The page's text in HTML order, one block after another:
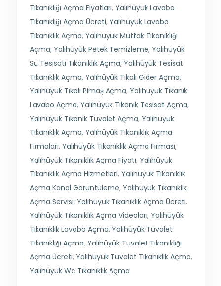
Tıkanıklığı Açma Fiyatları, Yalıhüyük Lavabo
Tıkanıklığı Açma Ücreti, Yalıhüyük Lavabo
Tıkanıklık Açma, Yalıhüyük Mutfak Tıkanıklığı
Açma, Yalıhüyük Petek Temizleme, Yalıhüyük
Su Tesisatı Tıkanıklık Açma, Yalıhüyük Tesisat
Tıkanıklık Açma, Yalıhüyük Tıkalı Gider Açma,
Yalıhüyük Tıkalı Pimaş Açma, Yalıhüyük Tıkanık
Lavabo Açma, Yalıhüyük Tıkanık Tesisat Açma,
Yalıhüyük Tıkanık Tuvalet Açma, Yalıhüyük
Tıkanıklık Açma, Yalıhüyük Tıkanıklık Açma
Firmaları, Yalıhüyük Tıkanıklık Açma Firması,
Yalıhüyük Tıkanıklık Açma Fiyatı, Yalıhüyük
Tıkanıklık Açma Hizmetleri, Yalıhüyük Tıkanıklık
Açma Kanal Görüntüleme, Yalıhüyük Tıkanıklık
Açma Servisi, Yalıhüyük Tıkanıklık Açma Ücreti,
Yalıhüyük Tıkanıklık Açma Videoları, Yalıhüyük
Tıkanıklık Lavabo Açma, Yalıhüyük Tuvalet
Tıkanıklığı Açma, Yalıhüyük Tuvalet Tıkanıklığı
Açma Ücreti, Yalıhüyük Tuvalet Tıkanıklık Açma,
Yalıhüyük Wc Tıkanıklık Açma